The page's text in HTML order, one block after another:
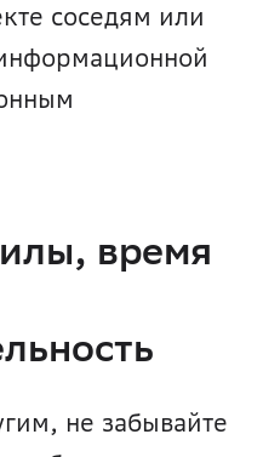
соседям или
время
не забывайте